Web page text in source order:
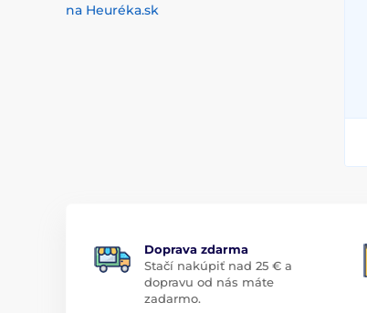
na Heuréka.sk
Doprava zdarma
Stačí nakúpiť nad 25 € a
dopravu od nás máte
zadarmo.